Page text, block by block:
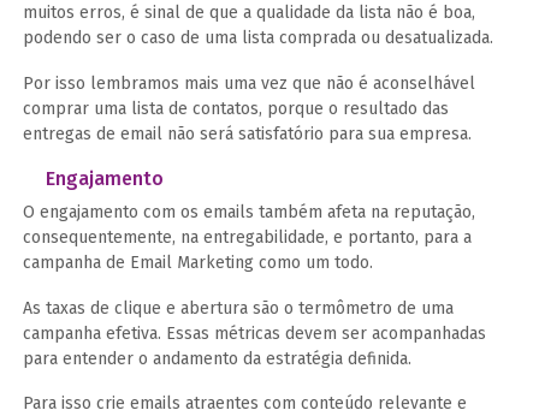
muitos erros, é sinal de que a qualidade da lista não é boa,
podendo ser o caso de uma lista comprada ou desatualizada.
Por isso lembramos mais uma vez que não é aconselhável
comprar uma lista de contatos, porque o resultado das
entregas de email não será satisfatório para sua empresa.
Engajamento
O engajamento com os emails também afeta na reputação,
consequentemente, na entregabilidade, e portanto, para a
campanha de Email Marketing como um todo.
As taxas de clique e abertura são o termômetro de uma
campanha efetiva. Essas métricas devem ser acompanhadas
para entender o andamento da estratégia definida.
Para isso crie emails atraentes com conteúdo relevante e